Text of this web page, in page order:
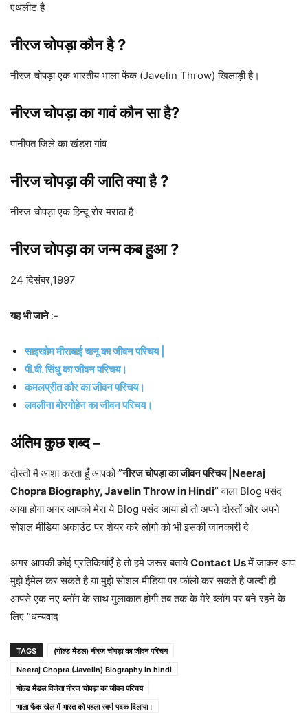
एथलीट है
नीरज चोपड़ा कौन है ?
नीरज चोपड़ा एक भारतीय भाला फेंक (Javelin Throw) खिलाड़ी है।
नीरज चोपड़ाका गावं कौन सा है?
पानीपत जिले का खंडरा गांव
नीरज चोपड़ाकी जाति क्या है ?
नीरज चोपड़ा एक हिन्दू रोर मराठा है
नीरज चोपड़ाका जन्म कब हुआ ?
24 दिसंबर,1997
यह भी जाने:-
साइखोम मीराबाई चानू का जीवन परिचय |
पी.वी. सिंधु का जीवन परिचय।
कमलप्रीत कौर का जीवन परिचय।
लवलीना बोरगोहेन का जीवन परिचय।
अंतिम कुछ शब्द –
दोस्तों मै आशा करता हूँ आपको ”नीरज चोपड़ा का जीवन परिचय |Neeraj
Chopra Biography, Javelin Throw in Hindi” वाला Blog पसंद
आया होगा अगर आपको मेरा ये Blog पसंद आया हो तो अपने दोस्तों और अपने
सोशल मीडिया अकाउंट पर शेयर करे लोगो को भी इसकी जानकारी दे
अगर आपकी कोई प्रतिकिर्याएँ हे तो हमे जरूर बतायेContact Usमें जाकर आप
मुझे ईमेल कर सकते है या मुझे सोशल मीडिया पर फॉलो कर सकते है जल्दी ही
आपसे एक नए ब्लॉग के साथ मुलाकात होगी तब तक के मेरे ब्लॉग पर बने रहने के
लिए ”धन्यवाद
TAGS
(गोल्ड मैडल) नीरज चोपड़ा का जीवन परिचय
Neeraj Chopra (Javelin) Biography in hindi
गोल्ड मैडल विजेता नीरज चोपड़ा का जीवन परिचय
भाला फेंक खेल में भारत को पहला स्वर्ण पदक दिलाया।